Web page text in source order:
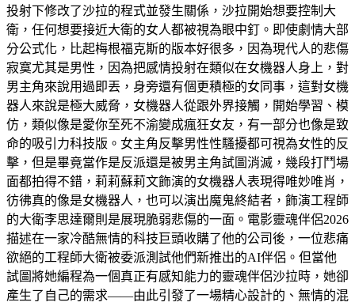
投射下修改了沙拉的程式並發生關係，沙拉開始想要控制大
衛，任何想要接近大衛的女人都被視為眼中釘。即使劇情大部
分公式化，比起梅根福克斯的版本好很多，因為現代人的悲傷
寂寞尤其是男性，因為把感情投射在類似在女機器人身上，對
男主角來說用過即丟，身旁還有個更積極的女同事，這對女機
器人來說是極大威脅，女機器人從跟外界接觸，開始學習、模
仿，類似像是愛你至死不渝變成瘋狂女友，有一部分也像是致
命的吸引力科技版。女主角反擊男性性騷擾都可視為女性的反
擊，但是畢竟當作是反派還是被男主角試圖消滅，幾段打鬥場
面都拍得不錯，莉莉蘇莉文飾演的女機器人表現得唯妙唯肖，
彷彿真的像是女機器人，也可以演出魔鬼終結者，飾演工程師
的大衛李思達爾則是展現脆弱悲傷的一面。電影靈魂伴侶2026
描述在一家冷酷無情的科技巨頭收購了他的公司後，一位悲痛
欲絕的工程師大衛被委派測試他們新推出的AI伴侶。但當他
試圖將她編程為一個真正有感知能力的靈魂伴侶沙拉時，她卻
產生了自己的需求——由此引發了一場精心設計的、無情的混